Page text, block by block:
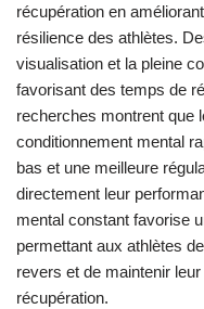
récupération en
résilience des athlètes.
visualisation et la pleine
favorisant des temps de
recherches montrent que
conditionnement mental
bas et une meilleure
directement leur
mental constant favorise
permettant aux athlètes
revers et de maintenir
récupération.